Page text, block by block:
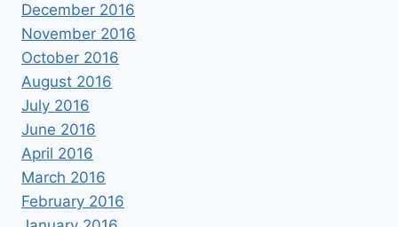
December 2016
November 2016
October 2016
August 2016
July 2016
June 2016
April 2016
March 2016
February 2016